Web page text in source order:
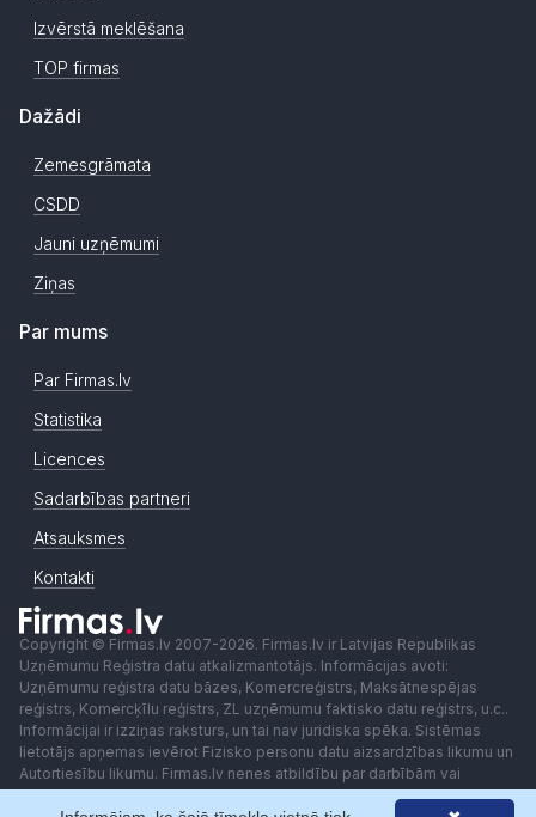
Izvērstā meklēšana
TOP firmas
Dažādi
Zemesgrāmata
CSDD
Jauni uzņēmumi
Ziņas
Par mums
Par Firmas.lv
Statistika
Licences
Sadarbības partneri
Atsauksmes
Kontakti
Copyright © Firmas.lv 2007-2026. Firmas.lv ir Latvijas Republikas
Uzņēmumu Reģistra datu atkalizmantotājs. Informācijas avoti:
Uzņēmumu reģistra datu bāzes, Komercreģistrs, Maksātnespējas
reģistrs, Komercķīlu reģistrs, ZL uzņēmumu faktisko datu reģistrs, u.c..
Informācijai ir izziņas raksturs, un tai nav juridiska spēka. Sistēmas
lietotājs apņemas ievērot Fizisko personu datu aizsardzības likumu un
Autortiesību likumu. Firmas.lv nenes atbildību par darbībām vai
lēmumiem, kas balstīti uz saņemto pakalpojumu. Lietotājam aizliegts